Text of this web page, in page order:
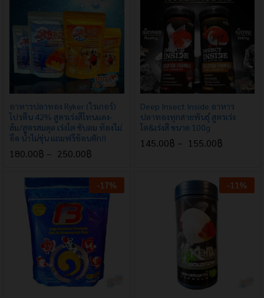
อาหารปลาทอง Ryker (ไรเกอร์)
โปรตีน 42% สูตรเร่งสีโทนแดง-
ส้ม/สูตรสมดุล เร่งโต ขับลม ท้องไม่
อืด น้ำไม่ขุ่น แถมฟรีช้อนตัก!!
180.00฿ – 250.00฿
Deep Insect Inside อาหาร
ปลาทองทุกสายพันธุ์ สูตรเร่ง
โต&เร่งสี ขนาด 100g
145.00฿ – 155.00฿
-17% -11 %